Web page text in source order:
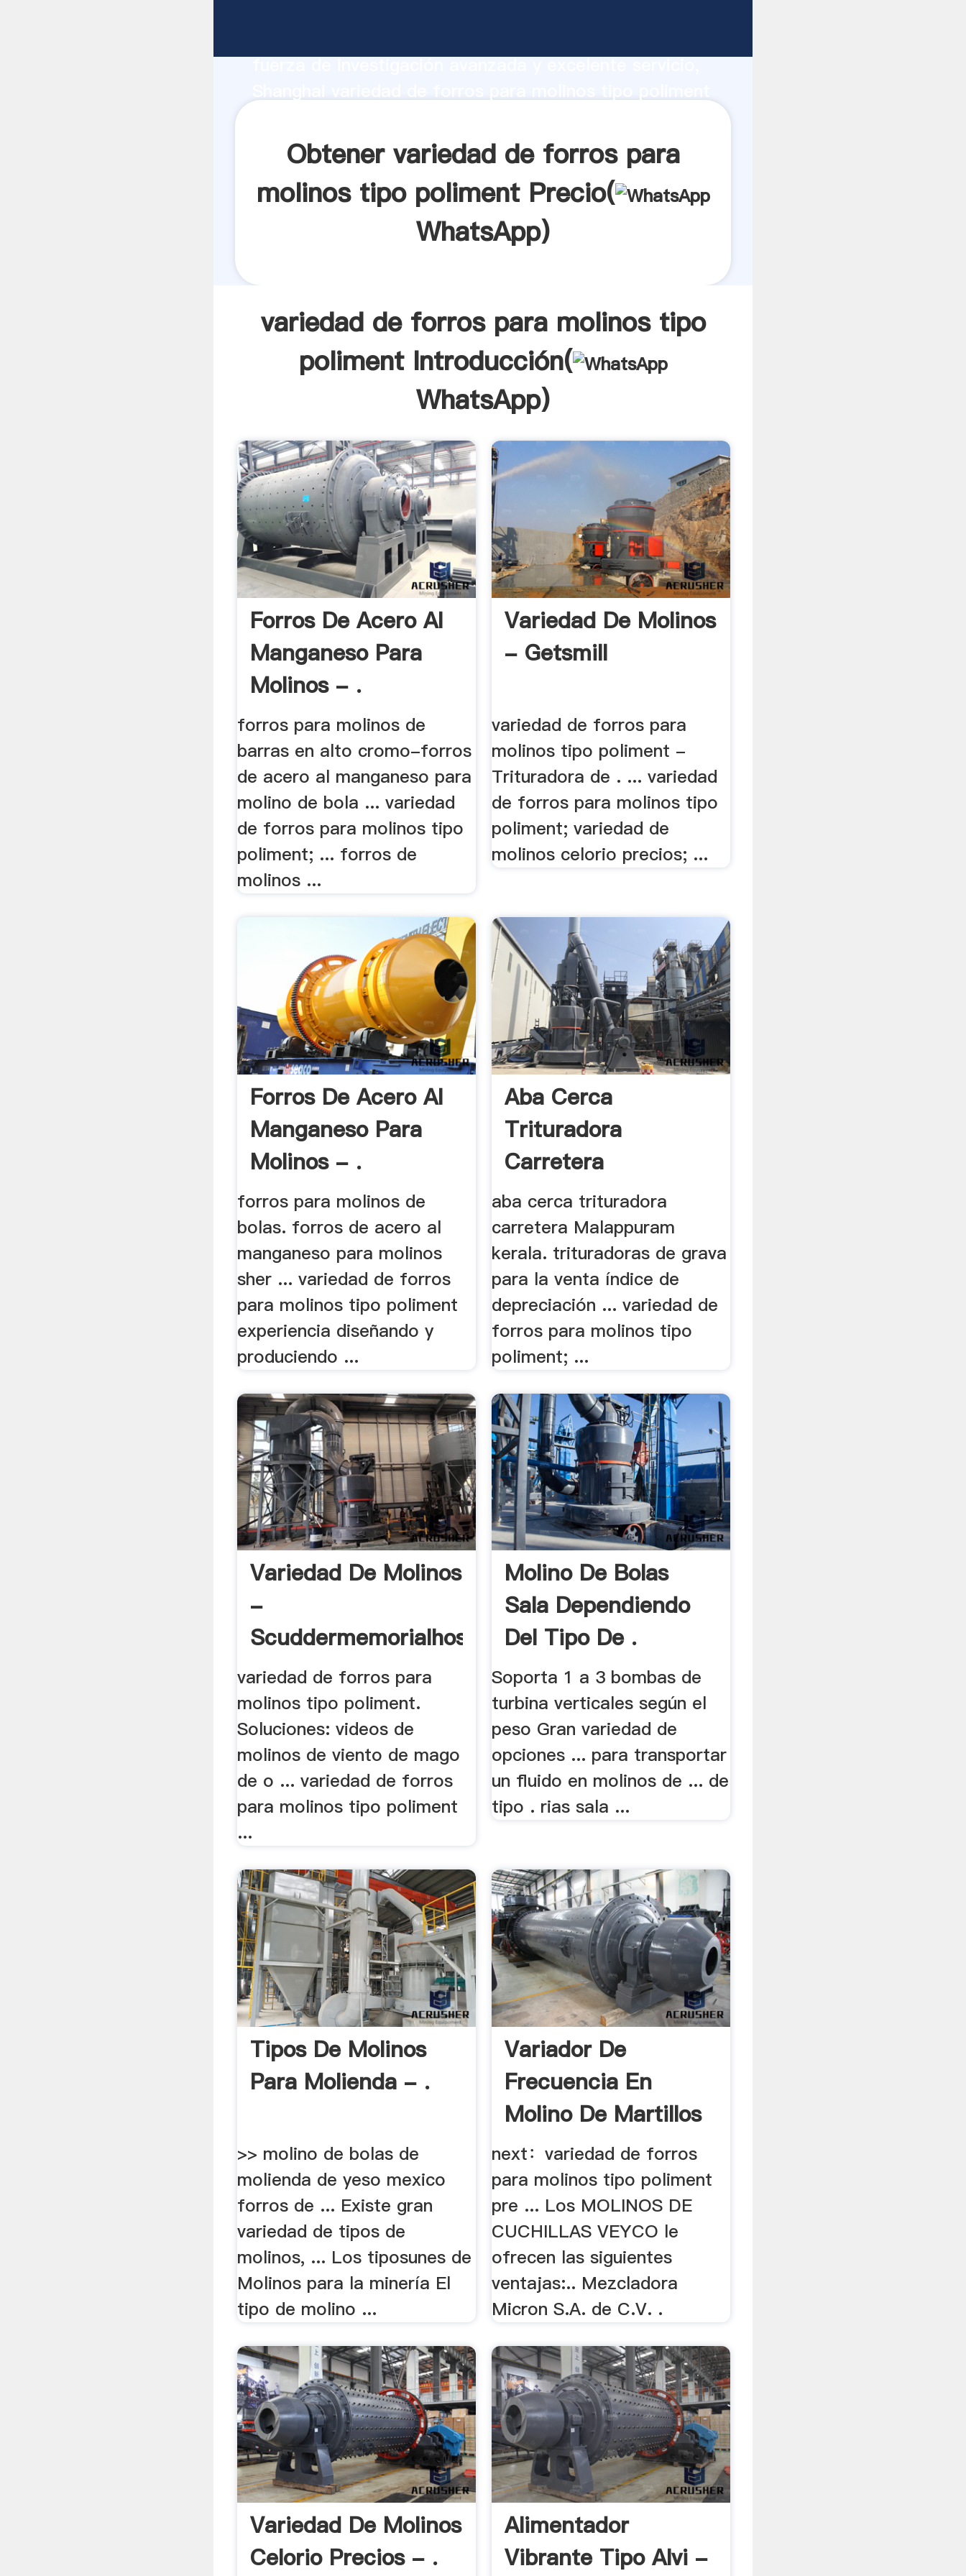
clientes.
Obtener variedad de forros para
molinos tipo poliment Precio(
WhatsApp)
variedad de forros para molinos tipo
poliment Introducción(
WhatsApp)
Forros De Acero Al
Manganeso Para
Molinos - .
forros para molinos de
barras en alto cromo-forros
de acero al manganeso para
molino de bola ... variedad
de forros para molinos tipo
poliment; ... forros de
molinos ...
Variedad De Molinos
- Getsmill
variedad de forros para
molinos tipo poliment -
Trituradora de . ... variedad
de forros para molinos tipo
poliment; variedad de
molinos celorio precios; ...
Forros De Acero Al
Manganeso Para
Molinos - .
forros para molinos de
bolas. forros de acero al
manganeso para molinos
sher ... variedad de forros
para molinos tipo poliment
experiencia diseñando y
produciendo ...
Aba Cerca
Trituradora
Carretera
Malappuram Kerala
aba cerca trituradora
carretera Malappuram
kerala. trituradoras de grava
para la venta índice de
depreciación ... variedad de
forros para molinos tipo
poliment; ...
Variedad De Molinos
-
Scuddermemorialhospital
variedad de forros para
molinos tipo poliment.
Soluciones: videos de
molinos de viento de mago
de o ... variedad de forros
para molinos tipo poliment
...
Molino De Bolas
Sala Dependiendo
Del Tipo De .
Soporta 1 a 3 bombas de
turbina verticales según el
peso Gran variedad de
opciones ... para transportar
un fluido en molinos de ... de
tipo . rias sala ...
Tipos De Molinos
Para Molienda - .
>> molino de bolas de
molienda de yeso mexico
forros de ... Existe gran
variedad de tipos de
molinos, ... Los tiposunes de
Molinos para la minería El
tipo de molino ...
Variador De
Frecuencia En
Molino De Martillos
...
next：variedad de forros
para molinos tipo poliment
pre ... Los MOLINOS DE
CUCHILLAS VEYCO le
ofrecen las siguientes
ventajas:.. Mezcladora
Micron S.A. de C.V. .
Variedad De Molinos
Celorio Precios - .
Alimentador
Vibrante Tipo Alvi -